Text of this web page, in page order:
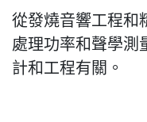
從發燒音響工程和
處理功率和聲學測
計和工程有關。